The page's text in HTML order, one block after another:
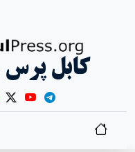
کابل پرس